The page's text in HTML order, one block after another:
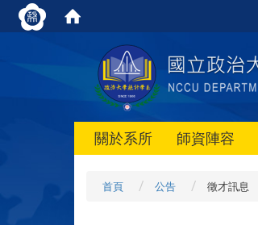
關於系所 師資陣容
首頁 公告 徵才訊息